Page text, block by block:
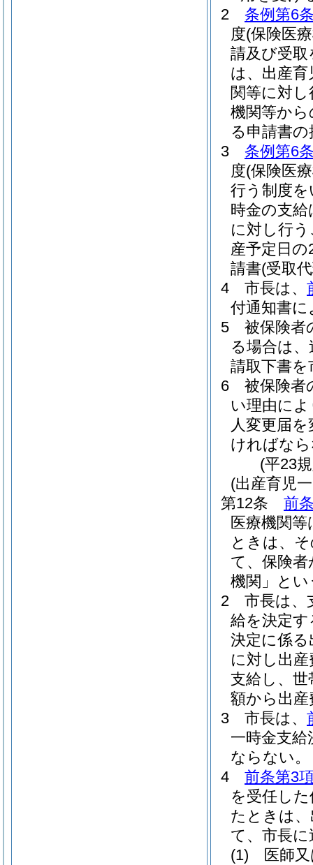
2
条例第6
度(保険医
請及び受
は、出産
関等に対
機関等か
る申請書
3
条例第6
度(保険医
行う制度
時金の支
に対し行
産予定日の
請書(受取
4
市長は、
付通知書
5
被保険者
る場合は
請取下書
6
被保険者
い理由に
人変更届
ければな
(平23
(出産育児
第12条
前
医療機関
ときは、
て、保険
機関」とい
2
市長は、
給を決定す
決定に係
に対し出
支給し、世
額から出
3
市長は、
一時金支
ならない。
4
前条第3
を受任し
たときは
て、市長
(1)
医師